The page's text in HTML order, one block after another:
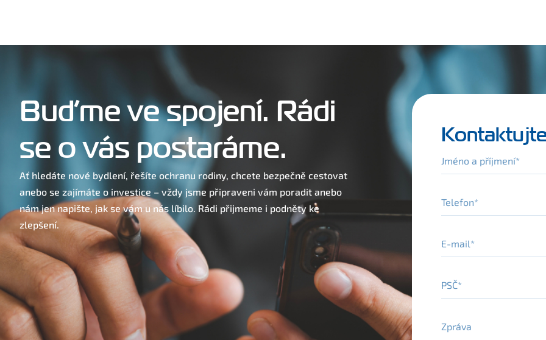
Buďme ve spojení. Rádi
se o vás postaráme.
Ať hledáte nové bydlení, řešíte ochranu rodiny, chcete bezpečně cestovat
anebo se zajímáte o investice – vždy jsme připraveni vám poradit anebo
nám jen napište, jak se vám u nás líbilo. Rádi přijmeme i podněty ke
zlepšení.
Jméno a příjmení
Telefon
E-mail
PSČ
Zpráva